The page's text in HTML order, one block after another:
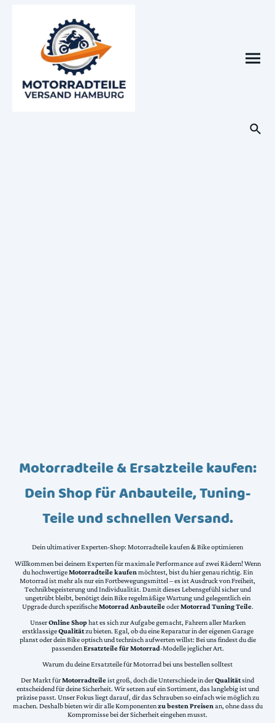
Motorradteile & Ersatzteile kaufen:
Dein Shop für Anbauteile, Tuning-
Teile und schnellen Versand.
Dein ultimativer Experten-Shop: Motorradteile kaufen & Bike optimieren
Willkommen bei deinem Experten für maximale Performance auf zwei Rädern! Wenn
du hochwertigeMotorradteile kaufen möchtest, bist du hier genau richtig. Ein
Motorrad ist mehr als nur ein Fortbewegungsmittel – es ist Ausdruck von Freiheit,
Technikbegeisterung und Individualität. Damit dieses Lebensgefühl sicher und
ungetrübt bleibt, benötigt dein Bike regelmäßige Wartung und gelegentlich ein
Upgrade durch spezifischeMotorrad AnbauteileoderMotorrad Tuning Teile.
UnserOnline Shophat es sich zur Aufgabe gemacht, Fahrern aller Marken
erstklassigeQualitätzu bieten. Egal, ob du eine Reparatur in der eigenen Garage
planst oder dein Bike optisch und technisch aufwerten willst: Bei uns findest du die
passendenErsatzteile für Motorrad-Modelle jeglicher Art.
Warum du deine Ersatzteile für Motorrad bei uns bestellen solltest
Der Markt fürMotorradteileist groß, doch die Unterschiede in derQualitätsind
entscheidend für deine Sicherheit. Wir setzen auf ein Sortiment, das langlebig ist und
präzise passt. Unser Fokus liegt darauf, dir das Schrauben so einfach wie möglich zu
machen. Deshalb bieten wir dir alle Komponentenzu besten Preisenan, ohne dass du
Kompromisse bei der Sicherheit eingehen musst.